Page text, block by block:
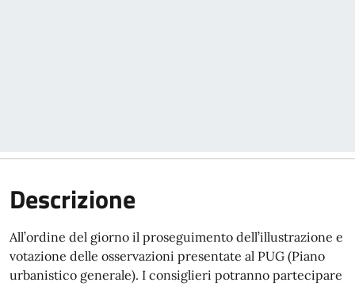
Descrizione
All’ordine del giorno il proseguimento dell’illustrazione e
votazione delle osservazioni presentate al PUG (Piano
urbanistico generale). I consiglieri potranno partecipare